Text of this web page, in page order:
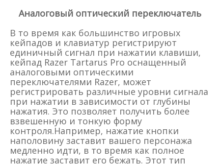
Аналоговый оптический переключатель
В то время как большинство игровых
кейпадов и клавиатур регистрируют
единичный сигнал при нажатии клавиши,
кейпад Razer Tartarus Pro оснащенный
аналоговыми оптическими
переключателями Razer, может
регистрировать различные уровни сигнала
при нажатии в зависимости от глубины
нажатия. Это позволяет получить более
взвешенную и тонкую форму
контроля.Например, нажатие кнопки
наполовину заставит вашего персонажа
медленно идти, в то время как полное
нажатие заставит его бежать. Этот тип